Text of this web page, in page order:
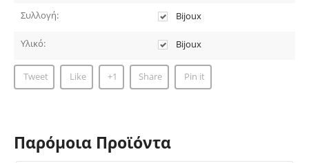
Συλλογή: Bijoux
Υλικό: Bijoux
Tweet Like +1 Share Pin it
Παρόμοια Προϊόντα